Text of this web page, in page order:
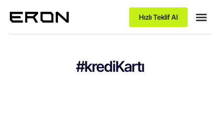
Hızlı Teklif Al
#krediKartı